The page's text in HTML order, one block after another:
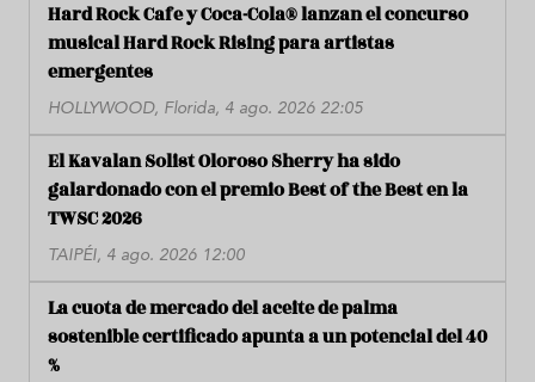
Hard Rock Cafe y Coca-Cola® lanzan el concurso
musical Hard Rock Rising para artistas
emergentes
HOLLYWOOD, Florida, 4 ago. 2026 22:05
El Kavalan Solist Oloroso Sherry ha sido
galardonado con el premio Best of the Best en la
TWSC 2026
TAIPÉI, 4 ago. 2026 12:00
La cuota de mercado del aceite de palma
sostenible certificado apunta a un potencial del 40
%